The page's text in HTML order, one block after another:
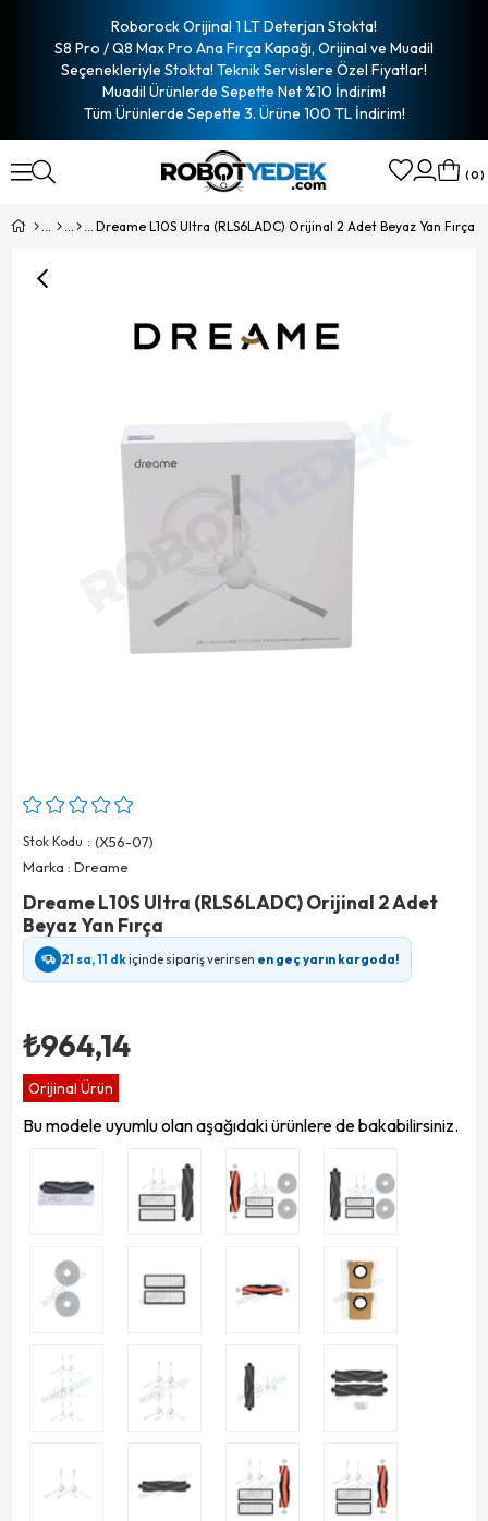
Roborock Orijinal 1 LT Deterjan Stokta!
S8 Pro / Q8 Max Pro Ana Fırça Kapağı, Orijinal ve Muadil
Seçenekleriyle Stokta! Teknik Servislere Özel Fiyatlar!
Muadil Ürünlerde Sepette Net %10 İndirim!
Tüm Ürünlerde Sepette 3. Ürüne 100 TL İndirim!
0
Dreame L10S Ultra (RLS6LADC) Orijinal 2 Adet Beyaz Yan Fırça
Stok Kodu
(X56-07)
Marka : Dreame
Dreame L10S Ultra (RLS6LADC) Orijinal 2 Adet
Beyaz Yan Fırça
21 sa, 11 dkiçinde sipariş verirsen en geç yarın kargoda!
₺964,14
Orijinal Ürün
Bu modele uyumlu olan aşağıdaki ürünlere de bakabilirsiniz.